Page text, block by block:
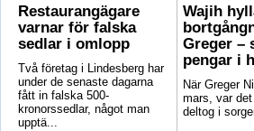
Restaurangägare
varnar för falska
sedlar i omlopp
Två företag i Lindesberg har
under de senaste dagarna
fått in falska 500-
kronorssedlar, något man
upptä...
Wajih
Greger –
pengar i
När Greger
mars, var
deltog i